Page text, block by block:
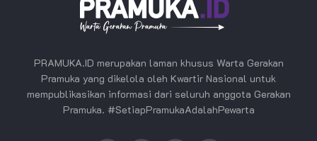
PRAMUKA.ID merupakan laman khusus Warta Gerakan
Pramuka yang dikelola oleh Kwartir Nasional untuk
mempublikasikan informasi dari seluruh anggota Gerakan
Pramuka. #SetiapPramukaAdalahPewarta